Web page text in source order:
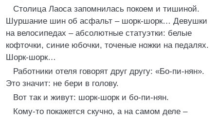
Столица Лаоса запомнилась покоем и тишиной.
Шуршание шин об асфальт – шорк-шорк… Девушки
на велосипедах – абсолютные статуэтки: белые
кофточки, синие юбочки, точеные ножки на педалях.
Шорк-шорк…
Работники отеля говорят друг другу: «Бо-пи-нян».
Это значит: не бери в голову.
Вот так и живут: шорк-шорк и бо-пи-нян.
Кому-то покажется скучно, а на самом деле –